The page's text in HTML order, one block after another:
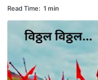
Read Time: 1 min